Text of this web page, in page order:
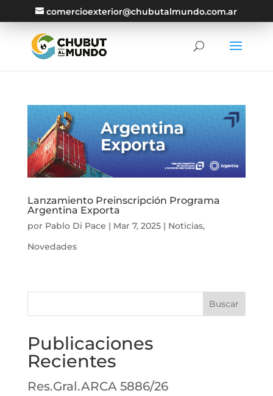
comercioexterior@chubutalmundo.com.ar
Lanzamiento Preinscripción Programa
Argentina Exporta
por Pablo Di Pace | Mar 7, 2025| Noticias,
Novedades
Buscar
Publicaciones
Recientes
Res.Gral.ARCA 5886/26